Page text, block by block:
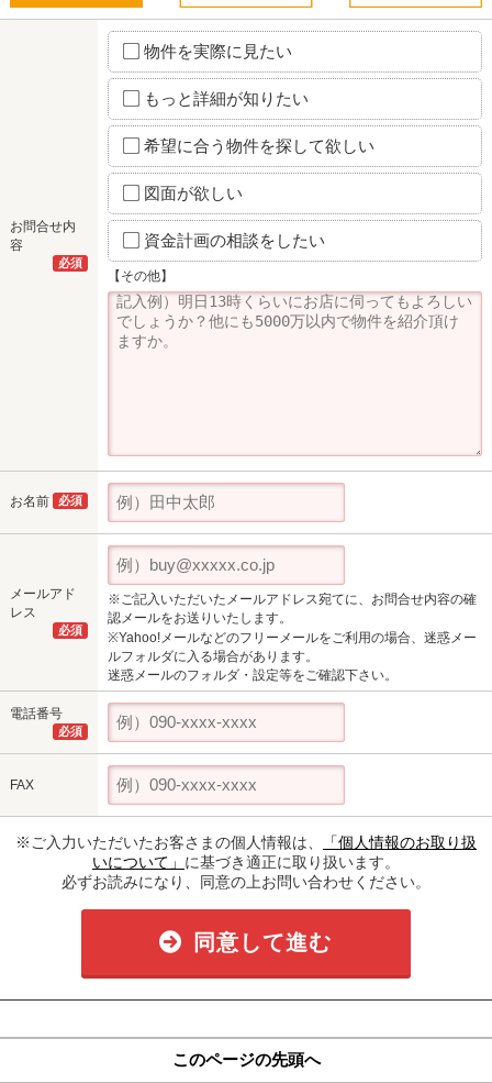
お問合せ内
容
必須
物件を実際に見たい
もっと詳細が知りたい
希望に合う物件を探して欲しい
図面が欲しい
資金計画の相談をしたい
【その他】
お名前 必須
メールアド
レス
必須
※ご記入いただいたメールアドレス宛てに、お問合せ内容の確
認メールをお送りいたします。
※Yahoo!メールなどのフリーメールをご利用の場合、迷惑メー
ルフォルダに入る場合があります。
迷惑メールのフォルダ・設定等をご確認下さい。
電話番号
必須
FAX
※ご入力いただいたお客さまの個人情報は、
「個人情報のお取り扱
いについて」 に基づき適正に取り扱います。
必ずお読みになり、同意の上お問い合わせください。
同意して進む
このページの先頭へ